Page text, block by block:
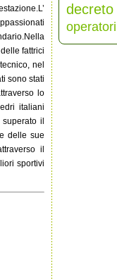
fattrici
nel
sono stati
lo
italiani
il
delle sue
il
sportivi
decreto
operatori